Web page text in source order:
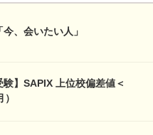
、会いたい人」
】SAPIX 上位校偏差値＜